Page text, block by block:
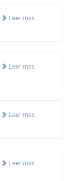
Leer más
Leer más
Leer más
Leer más